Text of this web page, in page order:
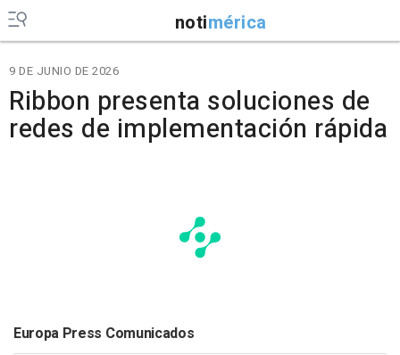
notimérica
9 DE JUNIO DE 2026
Ribbon presenta soluciones de
redes de implementación rápida
Europa Press Comunicados